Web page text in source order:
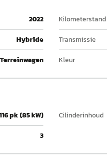
2022 Kilometerstand
Hybride Transmissie
Terreinwagen Kleur
116 pk (85 kW) Cilinderinhoud
3